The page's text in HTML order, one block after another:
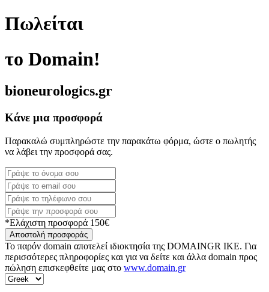
Πωλείται
το Domain!
bioneurologics.gr
Κάνε μια προσφορά
Παρακαλώ συμπληρώστε την παρακάτω φόρμα, ώστε ο πωλητής
να λάβει την προσφορά σας.
*Ελάχιστη προσφορά 150€
Αποστολή προσφοράς
Το παρόν domain αποτελεί ιδιοκτησία της DOMAINGR ΙΚΕ. Για
περισσότερες πληροφορίες και για να δείτε και άλλα domain προς
πώληση επισκεφθείτε μας στο www.domain.gr